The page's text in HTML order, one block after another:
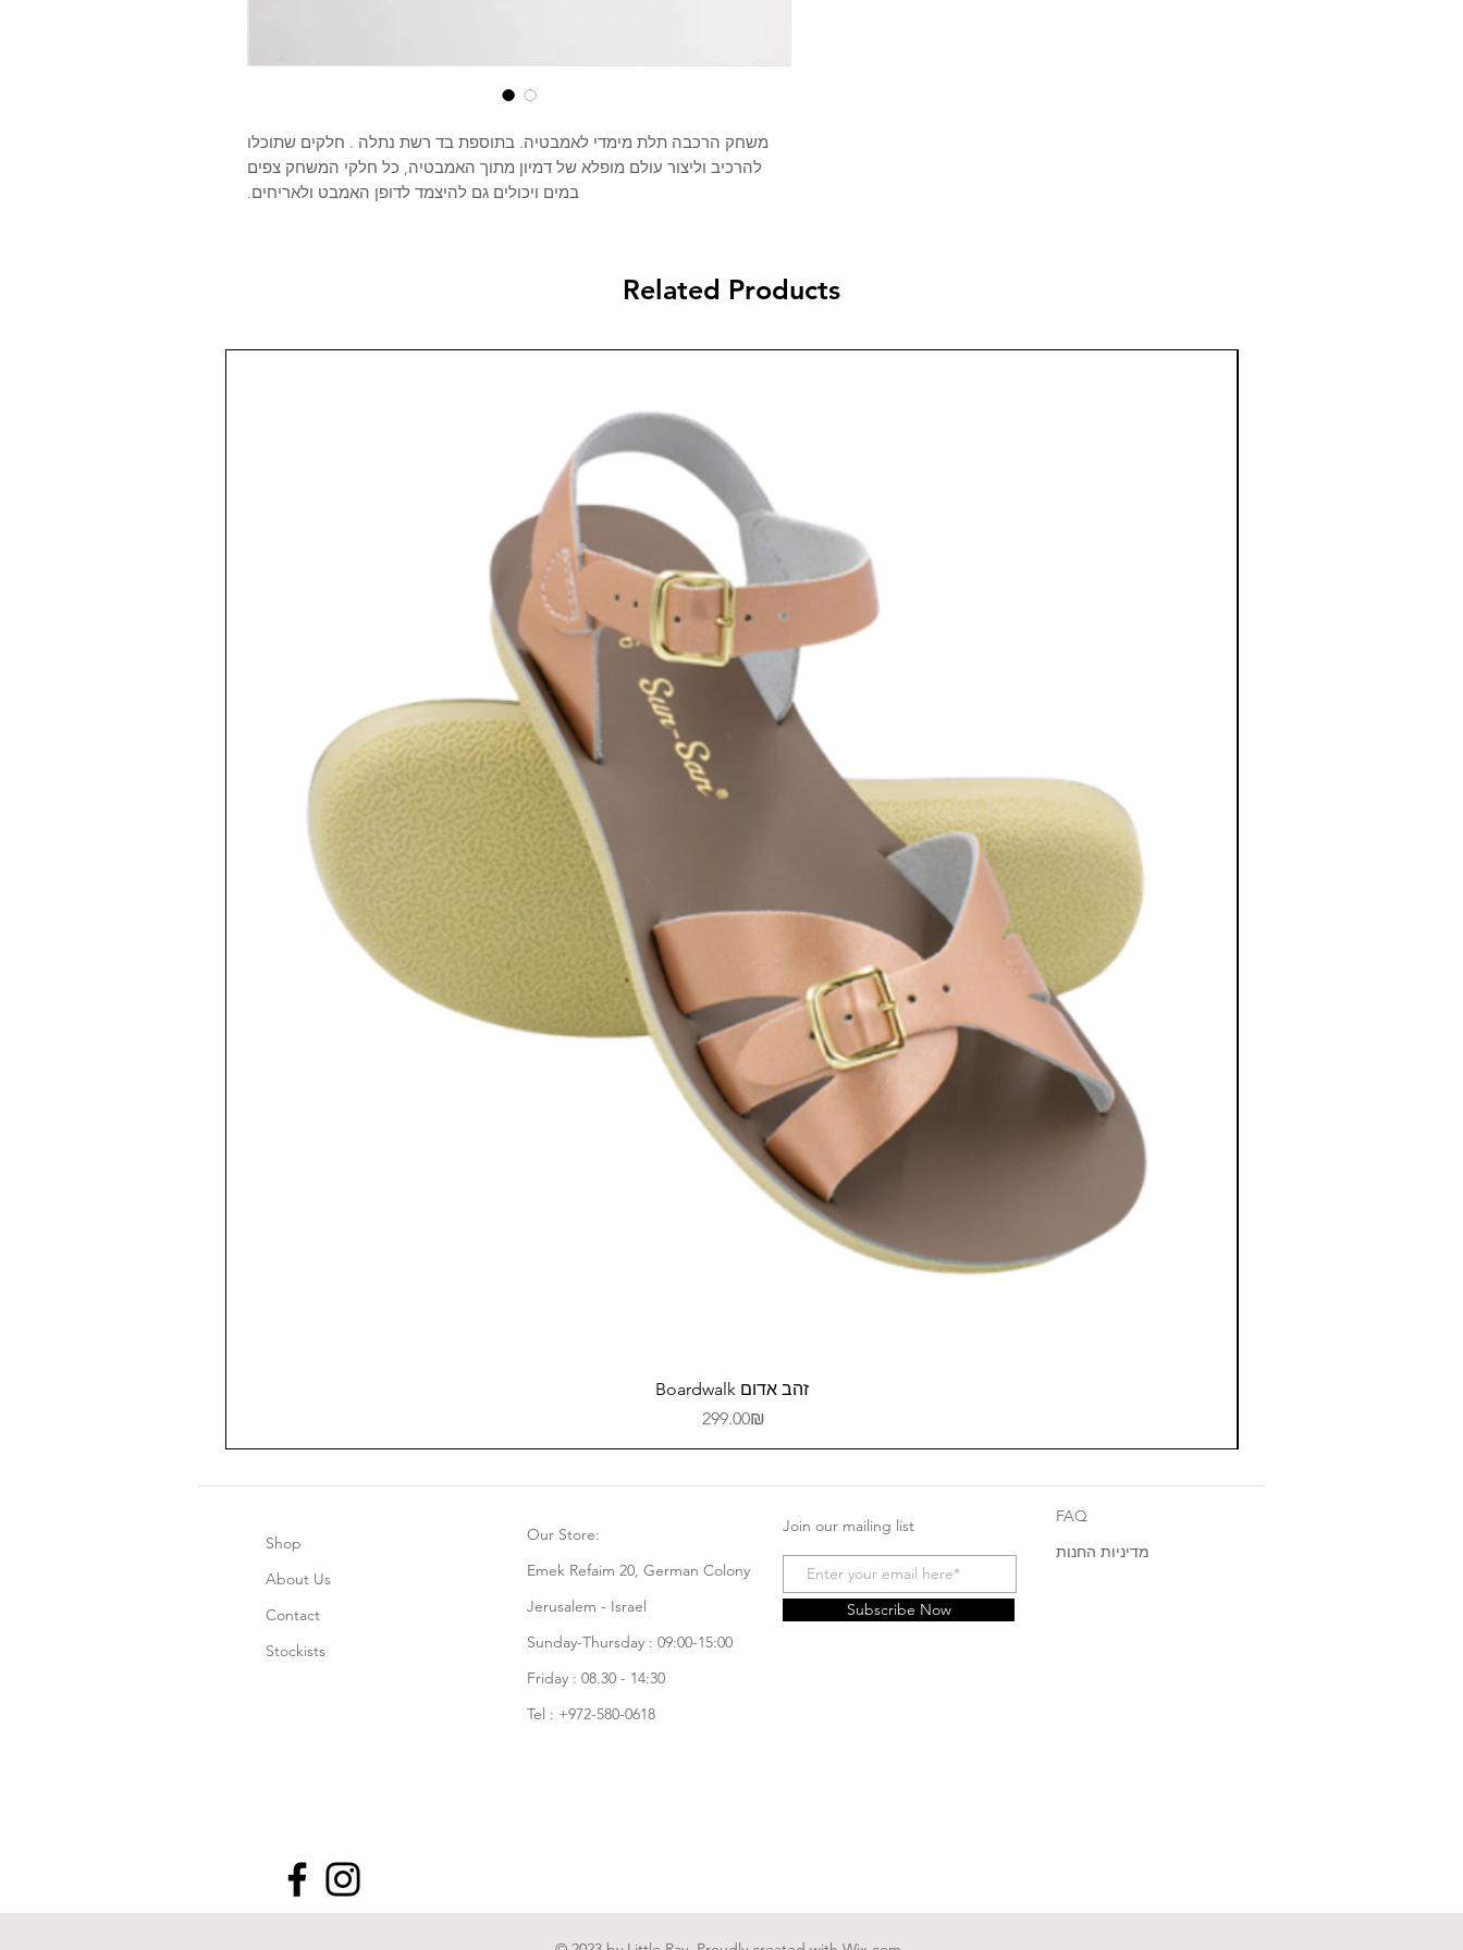
משחק הרכבה תלת מימדי לאמבטיה. בתוספת בד רשת נתלה . חלקים שתוכלו
להרכיב וליצור עולם מופלא של דמיון מתוך האמבטיה, כל חלקי המשחק צפים
במים ויכולים גם להיצמד לדופן האמבט ולאריחים.
Related Products
Quick ViewBoardwalk זהב אדום
Price
‏299.00 ‏₪
Shop
About Us
Contact
Stockists
Our Store:
Emek Refaim 20, German Colony
Jerusalem - Israel
Sunday-Thursday : 09:00-15:00
Friday : 08.30 - 14:30
Tel : +972-580-0618
Join our mailing list
Subscribe Now
FAQ
מדיניות החנות